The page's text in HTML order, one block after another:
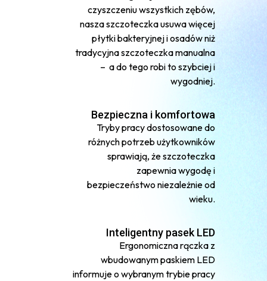
czyszczeniu wszystkich zębów,
nasza szczoteczka usuwa więcej
płytki bakteryjnej i osadów niż
tradycyjna szczoteczka manualna
– a do tego robi to szybciej i
wygodniej.
Bezpieczna i komfortowa
Tryby pracy dostosowane do
różnych potrzeb użytkowników
sprawiają, że szczoteczka
zapewnia wygodę i
bezpieczeństwo niezależnie od
wieku.
Inteligentny pasek LED
Ergonomiczna rączka z
wbudowanym paskiem LED
informuje o wybranym trybie pracy